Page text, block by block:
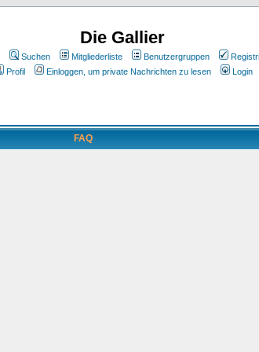
Die Gallier
Suchen Mitgliederliste Benutzergruppen
Profil
Einloggen, um private Nachrichten zu lesen Login
FAQ